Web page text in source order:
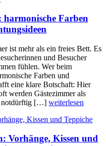
harmonische Farben
ist mehr als ein freies Bett. Es
und Besucher
fühlen. Wer beim
Farben und
eine klare Botschaft: Hier
werden Gästezimmer als
notdürftig […] weiterlesen
Vorhänge, Kissen und